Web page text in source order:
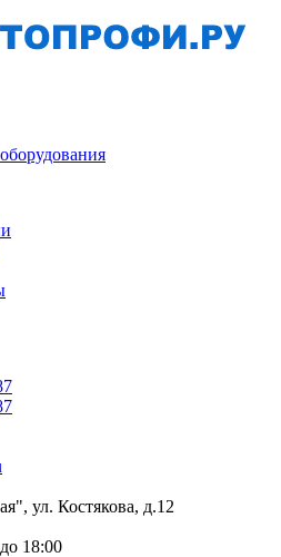
ул. Костякова, д.12
18:00